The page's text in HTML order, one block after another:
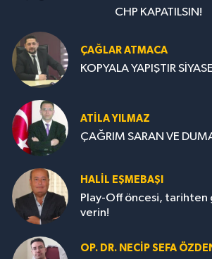
CHP KAPATILSIN!
ÇAĞLAR ATMACA
KOPYALA YAPIŞTIR
ATILA YILMAZ
ÇAĞRIM SARAN VE
HALIL EŞMEBAŞI
Play-Off öncesi, tarihten
verin!
OP. DR. NECIP SEFA